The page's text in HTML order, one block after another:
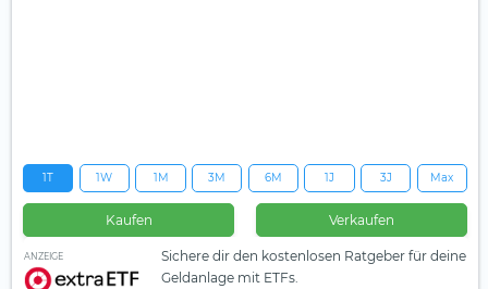
1T 1W 1M 3M 6M 1J 3J Max
Kaufen Verkaufen
ANZEIGE
Sichere dir den kostenlosen Ratgeber für deine
Geldanlage mit ETFs.